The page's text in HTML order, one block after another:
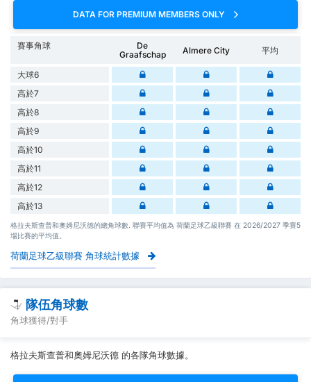
DATA FOR PREMIUM MEMBERS ONLY
賽事角球
De
Graafschap
Almere City 平均
大球6
高於7
高於8
高於9
高於10
高於11
高於12
高於13
格拉夫斯查普和奧姆尼沃德的總角球數. 聯賽平均值為 荷蘭足球乙級聯賽 在 2026/2027 季賽5
場比賽的平均值。
荷蘭足球乙級聯賽 角球統計數據
隊伍角球數
角球獲得/對手
格拉夫斯查普和奧姆尼沃德 的各隊角球數據。